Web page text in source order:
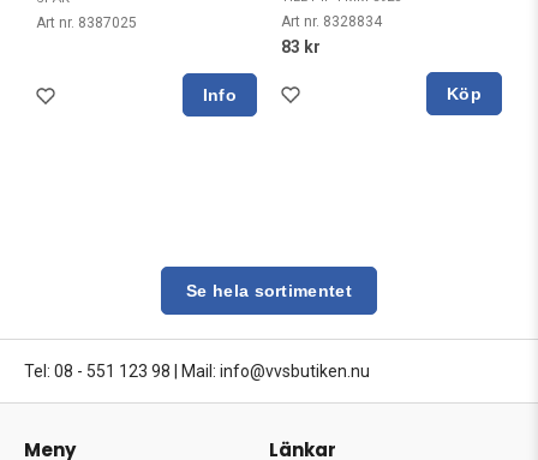
Art nr. 8387025 Art nr. 8328834
83 kr
Köp
Se hela sortimentet
Tel: 08 - 551 123 98 Mail: info@vvsbutiken.nu
Meny Länkar